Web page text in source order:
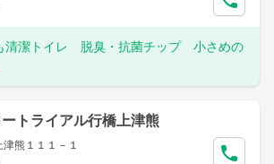
清潔トイレ 脱臭・抗菌チップ 小さめの
トライアル行橋上津熊
熊１１１－１